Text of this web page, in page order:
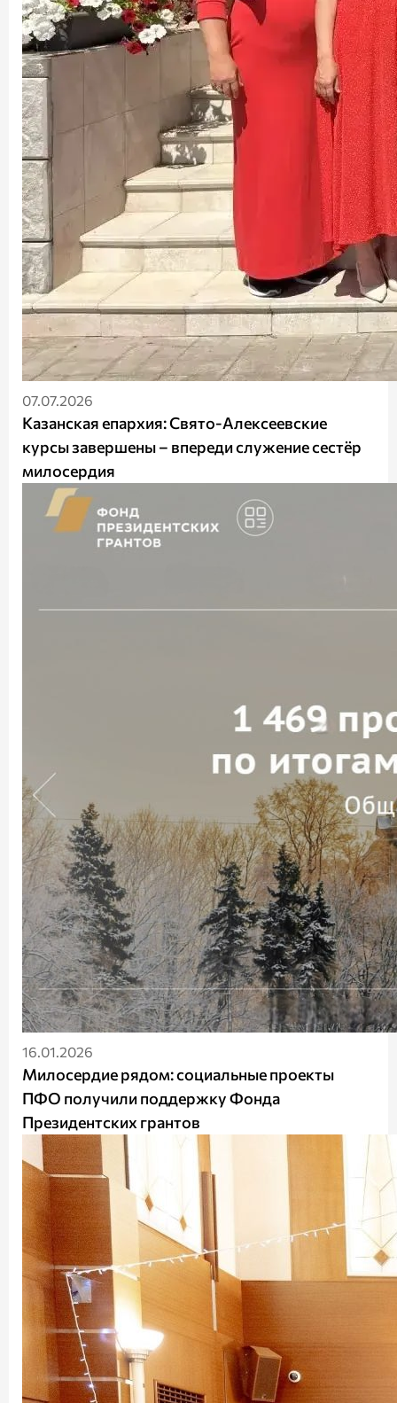
07.07.2026
Казанская епархия: Свято-Алексеевские
курсы завершены – впереди служение сестёр
милосердия
16.01.2026
Милосердие рядом: социальные проекты
ПФО получили поддержку Фонда
Президентских грантов